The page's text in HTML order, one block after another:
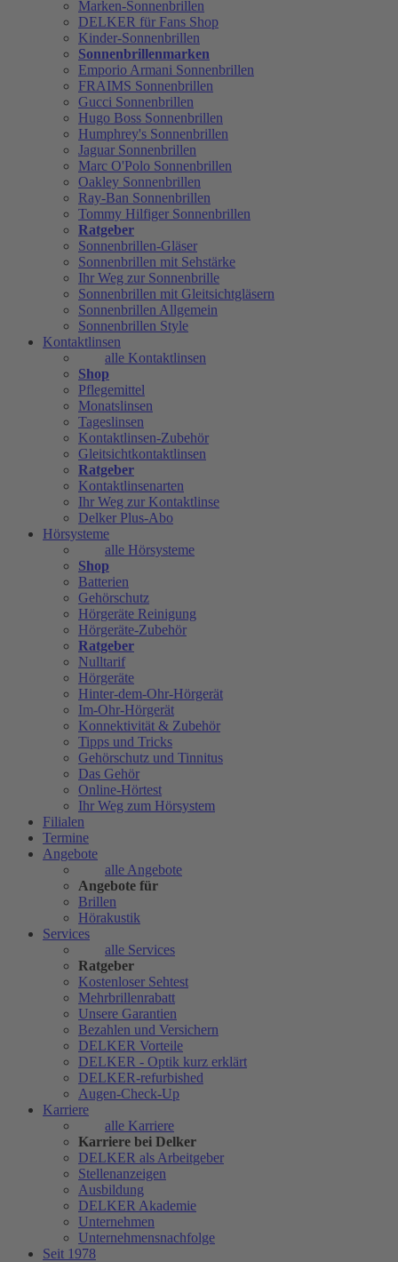
Marken-Sonnenbrillen
DELKER für Fans Shop
Kinder-Sonnenbrillen
Sonnenbrillenmarken
Emporio Armani Sonnenbrillen
FRAIMS Sonnenbrillen
Gucci Sonnenbrillen
Hugo Boss Sonnenbrillen
Humphrey's Sonnenbrillen
Jaguar Sonnenbrillen
Marc O'Polo Sonnenbrillen
Oakley Sonnenbrillen
Ray-Ban Sonnenbrillen
Tommy Hilfiger Sonnenbrillen
Ratgeber
Sonnenbrillen-Gläser
Sonnenbrillen mit Sehstärke
Ihr Weg zur Sonnenbrille
Sonnenbrillen mit Gleitsichtgläsern
Sonnenbrillen Allgemein
Sonnenbrillen Style
Kontaktlinsen
alle Kontaktlinsen
Shop
Pflegemittel
Monatslinsen
Tageslinsen
Kontaktlinsen-Zubehör
Gleitsichtkontaktlinsen
Ratgeber
Kontaktlinsenarten
Ihr Weg zur Kontaktlinse
Delker Plus-Abo
Hörsysteme
alle Hörsysteme
Shop
Batterien
Gehörschutz
Hörgeräte Reinigung
Hörgeräte-Zubehör
Ratgeber
Nulltarif
Hörgeräte
Hinter-dem-Ohr-Hörgerät
Im-Ohr-Hörgerät
Konnektivität & Zubehör
Tipps und Tricks
Gehörschutz und Tinnitus
Das Gehör
Online-Hörtest
Ihr Weg zum Hörsystem
Filialen
Termine
Angebote
alle Angebote
Angebote für
Brillen
Hörakustik
Services
alle Services
Ratgeber
Kostenloser Sehtest
Mehrbrillenrabatt
Unsere Garantien
Bezahlen und Versichern
DELKER Vorteile
DELKER - Optik kurz erklärt
DELKER-refurbished
Augen-Check-Up
Karriere
alle Karriere
Karriere bei Delker
DELKER als Arbeitgeber
Stellenanzeigen
Ausbildung
DELKER Akademie
Unternehmen
Unternehmensnachfolge
Seit 1978